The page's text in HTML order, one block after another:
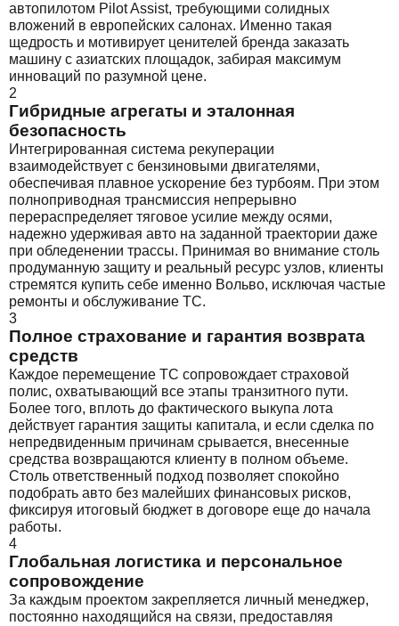
автопилотом Pilot Assist, требующими солидных
вложений в европейских салонах. Именно такая
щедрость и мотивирует ценителей бренда заказать
машину с азиатских площадок, забирая максимум
инноваций по разумной цене.
2
Гибридные агрегаты и эталонная
безопасность
Интегрированная система рекуперации
взаимодействует с бензиновыми двигателями,
обеспечивая плавное ускорение без турбоям. При этом
полноприводная трансмиссия непрерывно
перераспределяет тяговое усилие между осями,
надежно удерживая авто на заданной траектории даже
при обледенении трассы. Принимая во внимание столь
продуманную защиту и реальный ресурс узлов, клиенты
стремятся купить себе именно Вольво, исключая частые
ремонты и обслуживание ТС.
3
Полное страхование и гарантия возврата
средств
Каждое перемещение ТС сопровождает страховой
полис, охватывающий все этапы транзитного пути.
Более того, вплоть до фактического выкупа лота
действует гарантия защиты капитала, и если сделка по
непредвиденным причинам срывается, внесенные
средства возвращаются клиенту в полном объеме.
Столь ответственный подход позволяет спокойно
подобрать авто без малейших финансовых рисков,
фиксируя итоговый бюджет в договоре еще до начала
работы.
4
Глобальная логистика и персональное
сопровождение
За каждым проектом закрепляется личный менеджер,
постоянно находящийся на связи, предоставляя